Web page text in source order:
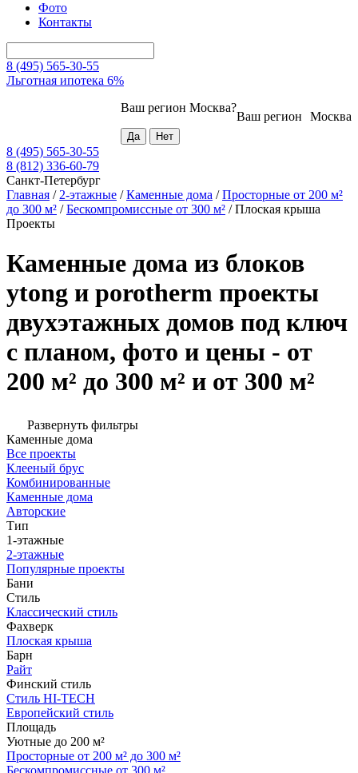
Фото
Контакты
8 (495) 565-30-55
Льготная ипотека 6%
Москва
Ваш регион
Ваш регион Москва?
8 (495) 565-30-55
8 (812) 336-60-79
Санкт-Петербург
Главная / 2-этажные /Каменные дома /Просторные от 200 м²
до 300 м² /Бескомпромиссные от 300 м² /Плоская крыша
Проекты
Каменные дома из блоков
ytong и porotherm проекты
двухэтажных домов под ключ
с планом, фото и цены - от
200 м² до 300 м² и от 300 м²
Развернуть фильтры
Каменные дома
Все проекты
Клееный брус
Комбинированные
Каменные дома
Авторские
Тип
1-этажные
2-этажные
Популярные проекты
Бани
Стиль
Классический стиль
Фахверк
Плоская крыша
Барн
Райт
Финский стиль
Стиль HI-TECH
Европейский стиль
Площадь
Уютные до 200 м²
Просторные от 200 м² до 300 м²